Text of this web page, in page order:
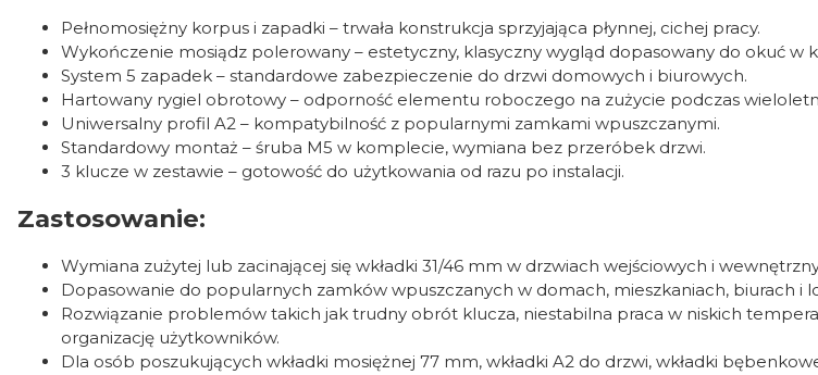
Pełnomosiężny korpus i zapadki – trwała konstrukcja sprzyjająca płynnej, cichej pracy.
Wykończenie mosiądz polerowany – estetyczny, klasyczny wygląd dopasowany do okuć w
System 5 zapadek – standardowe zabezpieczenie do drzwi domowych i biurowych.
Hartowany rygiel obrotowy – odporność elementu roboczego na zużycie podczas
Uniwersalny profil A2 – kompatybilność z popularnymi zamkami wpuszczanymi.
Standardowy montaż – śruba M5 w komplecie, wymiana bez przeróbek drzwi.
3 klucze w zestawie – gotowość do użytkowania od razu po instalacji.
Zastosowanie:
Wymiana zużytej lub zacinającej się wkładki 31/46 mm w drzwiach wejściowych i
Dopasowanie do popularnych zamków wpuszczanych w domach, mieszkaniach, biurach i
Rozwiązanie problemów takich jak trudny obrót klucza, niestabilna praca w niskich
organizację użytkowników.
Dla osób poszukujących wkładki mosiężnej 77 mm, wkładki A2 do drzwi, wkładki